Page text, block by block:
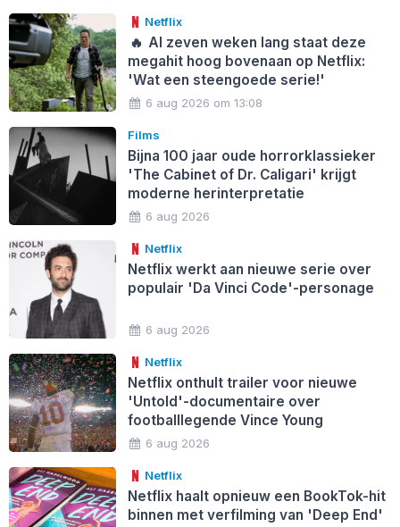
Netflix
🔥 Al zeven weken lang staat deze
megahit hoog bovenaan op Netflix:
'Wat een steengoede serie!'
6 aug 2026 om 13:08
Films
Bijna 100 jaar oude horrorklassieker
'The Cabinet of Dr. Caligari' krijgt
moderne herinterpretatie
6 aug 2026
Netflix
Netflix werkt aan nieuwe serie over
populair 'Da Vinci Code'-personage
6 aug 2026
Netflix
Netflix onthult trailer voor nieuwe
'Untold'-documentaire over
footballlegende Vince Young
6 aug 2026
Netflix
Netflix haalt opnieuw een BookTok-hit
binnen met verfilming van 'Deep End'